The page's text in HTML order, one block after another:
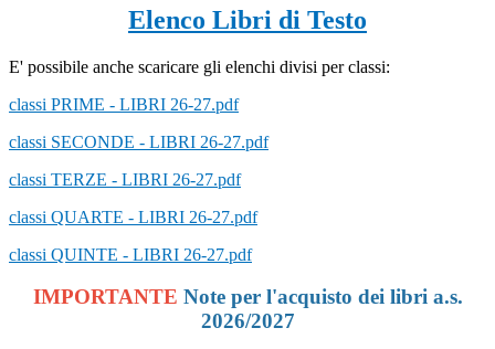
Elenco Libri di Testo
E' possibile anche scaricare gli elenchi divisi per classi:
classi PRIME - LIBRI 26-27.pdf
classi SECONDE - LIBRI 26-27.pdf
classi TERZE - LIBRI 26-27.pdf
classi QUARTE - LIBRI 26-27.pdf
classi QUINTE - LIBRI 26-27.pdf
IMPORTANTE Note per l'acquisto dei libri a.s.
2026/2027